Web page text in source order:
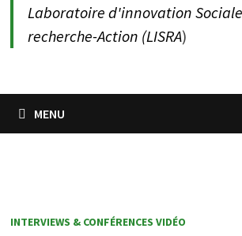
Laboratoire d'innovation
recherche-Action (LISRA)
MENU
INTERVIEWS & CONFÉRENCES VIDÉO